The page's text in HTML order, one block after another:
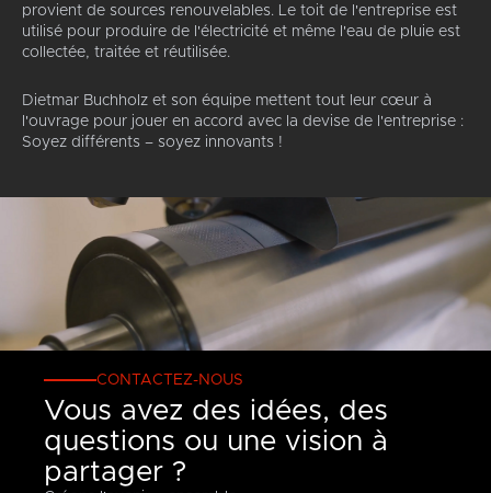
provient de sources renouvelables. Le toit de l'entreprise est
utilisé pour produire de l'électricité et même l'eau de pluie est
collectée, traitée et réutilisée.
Dietmar Buchholz et son équipe mettent tout leur cœur à
l'ouvrage pour jouer en accord avec la devise de l'entreprise :
Soyez différents – soyez innovants !
CONTACTEZ-NOUS
Vous avez des idées, des
questions ou une vision à
partager ?